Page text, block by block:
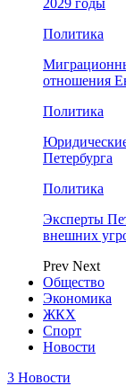
2029 годы
Политика
отношения
Политика
Петербурга
Политика
Эксперты
внешних
Prev Next
Общество
Экономика
ЖКХ
Спорт
Новости
3 Новости